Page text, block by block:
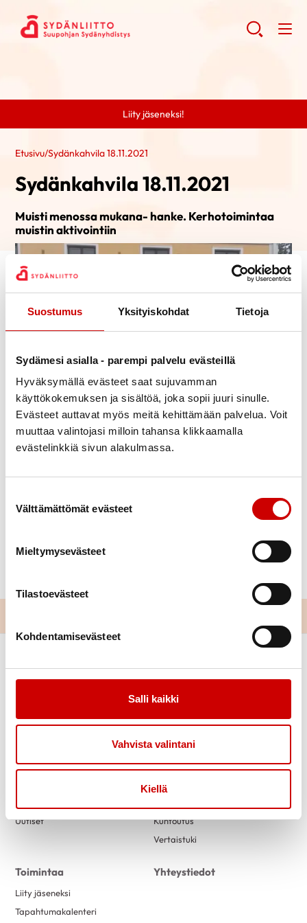
Suostumus Yksityiskohdat Tietoja
Sydämesi asialla - parempi palvelu evästeillä
Hyväksymällä evästeet saat sujuvamman
käyttökokemuksen ja sisältöä, joka sopii juuri sinulle.
Evästeet auttavat myös meitä kehittämään palvelua. Voit
muuttaa valintojasi milloin tahansa klikkaamalla
evästelinkkiä sivun alakulmassa.
Välttämättömät evästeet
Mieltymysevästeet
Tilastoevästeet
Kohdentamisevästeet
Salli kaikki
Vahvista valintani
Kiellä
Liity jäseneksi!
Etusivu/Sydänkahvila 18.11.2021
Sydänkahvila 18.11.2021
Muisti menossa mukana- hanke. Kerhotoimintaa
muistin aktivointiin
Julkaistu 15.11.2021
Jaa Whatsapp
Jaa Facebook
Jaa TwitterJaa Linkedin
Jaa EmailJaa Print
Sydänkahvila Ojalan Pakarissa to 18.11. klo 15.00.
Hankkeessa on tarkoitus järjestää näyttöön
toteutettavaa kerhotoimintaa muistisairauksien
Link to facebook
Link to twitter
Link to instagram
Link to youtube
Uutiset
Kuntoutus
Vertaistuki
Toimintaa
Liity jäseneksi
Tapahtumakalenteri
Yhteystiedot